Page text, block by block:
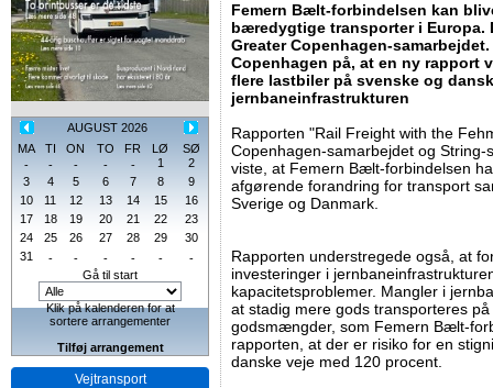
AUGUST 2026
MA
TI ON TO FR LØ
SØ
-
- - - - 1
2
3
4 5 6 7 8
9
10
11 12 13 14 15
16
17
18 19 20 21 22
23
24
25 26 27 28 29
30
31
- - - - -
-
Gå til start
Klik på kalenderen for at
sortere arrangementer
Tilføj arrangement
Vejtransport
Femern Bælt-forbindelsen kan
bæredygtige transporter i Europa.
Greater Copenhagen-
Copenhagen på, at en ny rapport
flere lastbiler på svenske og
jernbaneinfrastrukturen
Rapporten "Rail Freight with the
Copenhagen-samarbejdet og
viste, at Femern Bælt-forbindelsen
afgørende forandring for transport
Sverige og Danmark.
Rapporten understregede også, at
investeringer i
kapacitetsproblemer. Mangler i
at stadig mere gods transporteres
godsmængder, som Femern Bælt-
rapporten, at der er risiko for en
danske veje med 120 procent.